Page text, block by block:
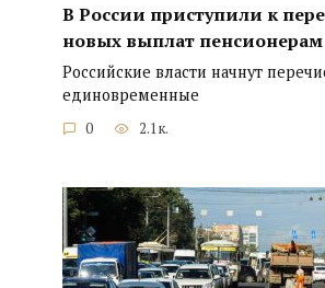
В России приступили к
новых выплат пенсионерам
Российские власти начнут
единовременные
0 2.1к.